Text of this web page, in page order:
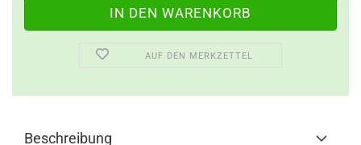
AUF DEN MERKZETTEL
Beschreibung